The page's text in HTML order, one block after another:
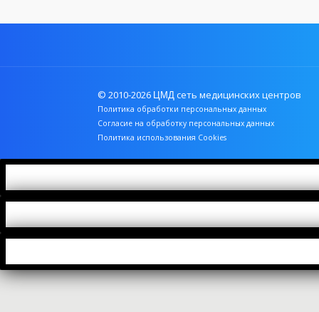
© 2010-2026 ЦМД сеть медицинских центров
Политика обработки персональных данных
Согласие на обработку персональных данных
Политика использования Cookies